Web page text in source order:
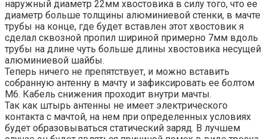
наружный диаметр 22мм хвостовика в силу того, что ее
диаметр больше толщины алюминиевой стенки, в мачте
трубы на конце, где будет вставлен этот хвостовик я
сделал сквозной пропил шириной примерно 7мм вдоль
трубы на длине чуть больше длины хвостовика несущей
алюминиевой шайбы.
Теперь ничего не препятствует, и можно вставить
собранную антенну в мачту и зафиксировать ее болтом
М6. Кабель снижения проходит внутри мачты.
Так как штырь антенны не имеет электрического
контакта с мачтой, на нем при определенных условиях
будет образовываться статический заряд. В лучшем